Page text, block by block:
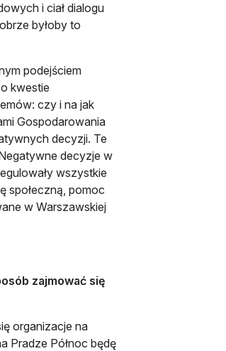
i ciał dialogu
byłoby to
podejściem
kwestie
czy i na jak
Gospodarowania
decyzji. Te
decyzje w
wszystkie
społeczną, pomoc
w Warszawskiej
zajmować się
organizacje na
Pradze Północ będę